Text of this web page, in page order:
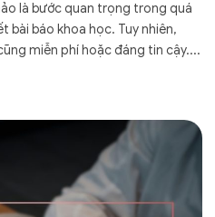
là bước quan trọng trong quá
bài báo khoa học. Tuy nhiên,
miễn phí hoặc đáng tin cậy....